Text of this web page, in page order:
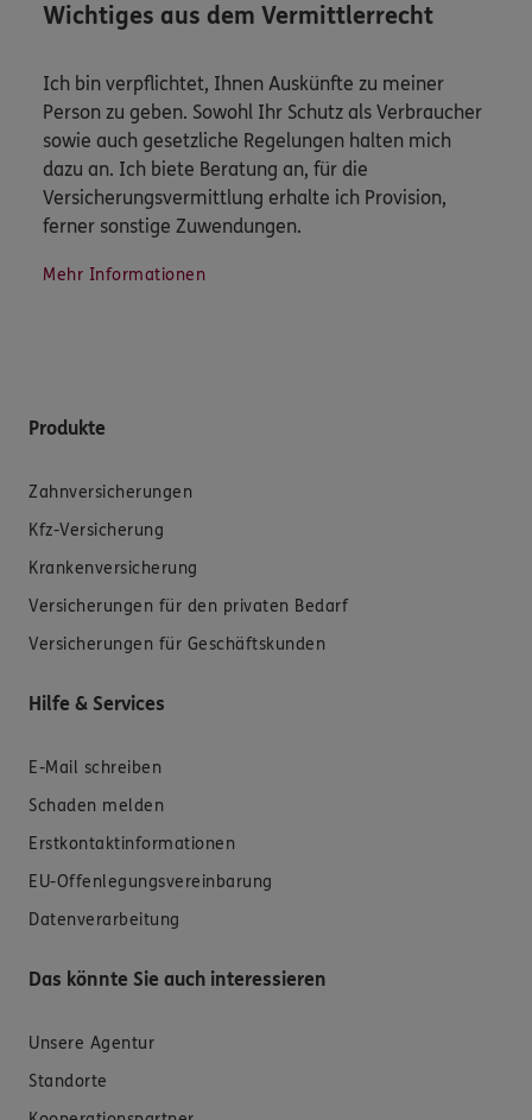
Wichtiges aus dem Vermittlerrecht
Ich bin verpflichtet, Ihnen Auskünfte zu meiner
Person zu geben. Sowohl Ihr Schutz als Verbraucher
sowie auch gesetzliche Regelungen halten mich
dazu an. Ich biete Beratung an, für die
Versicherungsvermittlung erhalte ich Provision,
ferner sonstige Zuwendungen.
Mehr Informationen
Produkte
Zahnversicherungen
Kfz-Versicherung
Krankenversicherung
Versicherungen für den privaten Bedarf
Versicherungen für Geschäftskunden
Hilfe & Services
E-Mail schreiben
Schaden melden
Erstkontaktinformationen
EU-Offenlegungsvereinbarung
Datenverarbeitung
Das könnte Sie auch interessieren
Unsere Agentur
Standorte